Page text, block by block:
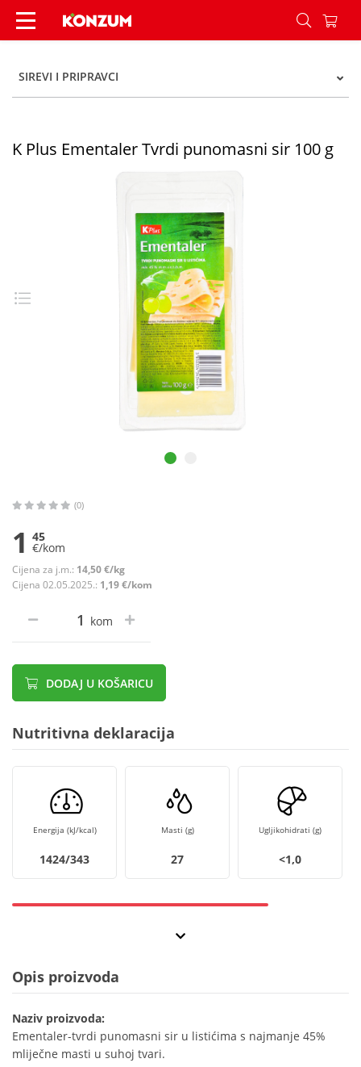
K Plus Ementaler Tvrdi punomasni sir 100 g -
SIREVI I PRIPRAVCI
K Plus Ementaler Tvrdi punomasni sir 100 g
(0)
1 45
€/kom
Cijena za j.m.: 14,50 €/kg
Cijena 02.05.2025.: 1,19 €/kom
kom
DODAJ U KOŠARICU
Nutritivna deklaracija
Energija (kJ/kcal)
1424/343
Masti (g)
27
Ugljikohidrati (g)
<1,0
Opis proizvoda
Naziv proizvoda:
Ementaler-tvrdi punomasni sir u listićima s najmanje 45%
mliječne masti u suhoj tvari.